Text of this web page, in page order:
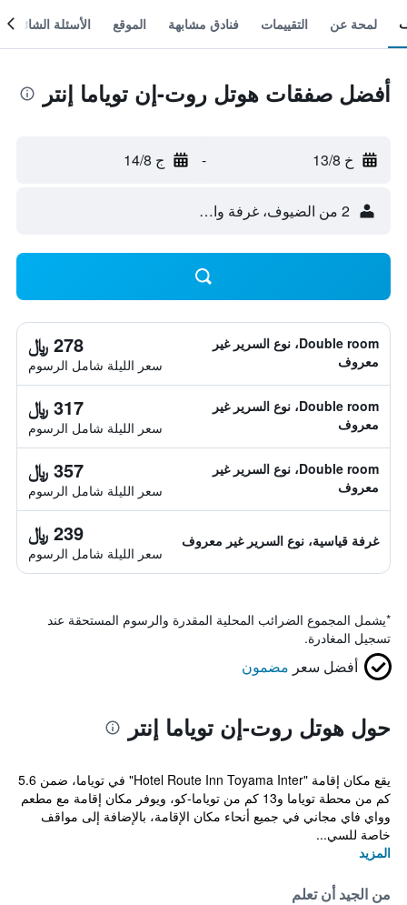
لمحة عن التقييمات فنادق مشابهة الموقع الأسئلة الشائعة
أفضل صفقات هوتل روت-إن توياما إنتر
خ 13/8 - ج 14/8
2 من الضيوف، غرفة واحدة
Double room، نوع السرير غير
معروف
278 ﷼
سعر الليلة شامل الرسوم
Double room، نوع السرير غير
معروف
317 ﷼
سعر الليلة شامل الرسوم
Double room، نوع السرير غير
معروف
357 ﷼
سعر الليلة شامل الرسوم
غرفة قياسية، نوع السرير غير معروف 239 ﷼
سعر الليلة شامل الرسوم
*يشمل المجموع الضرائب المحلية المقدرة والرسوم المستحقة عند
تسجيل المغادرة.
أفضل سعر مضمون
حول هوتل روت-إن توياما إنتر
يقع مكان إقامة "Hotel Route Inn Toyama Inter" في توياما، ضمن 5.6
كم من محطة توياما و13 كم من توياما-كو، ويوفر مكان إقامة مع مطعم
وواي فاي مجاني في جميع أنحاء مكان الإقامة، بالإضافة إلى مواقف
خاصة للسي...
المزيد
من الجيد أن تعلم